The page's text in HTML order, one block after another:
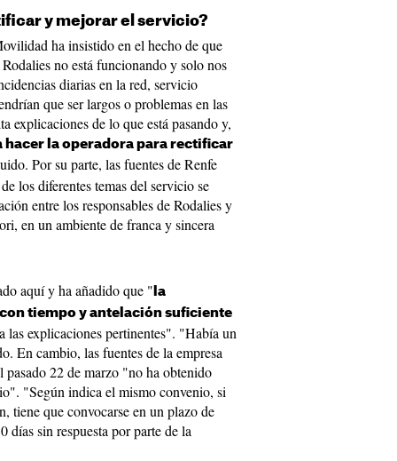
y mejorar el servicio?
ha insistido en el hecho de que
no está funcionando y solo nos
diarias en la red, servicio
que ser largos o problemas en las
explicaciones de lo que está pasando y,
hacer la operadora para rectificar
Por su parte, las fuentes de Renfe
los diferentes temas del servicio se
entre los responsables de Rodalies y
en un ambiente de franca y sincera
aquí y ha añadido que " la
tiempo y antelación suficiente
las explicaciones pertinentes". "Había un
En cambio, las fuentes de la empresa
22 de marzo "no ha obtenido
"Según indica el mismo convenio, si
tiene que convocarse en un plazo de
días sin respuesta por parte de la